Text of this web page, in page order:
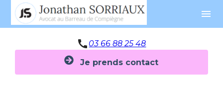
menu
call03 66 88 25 48
Je prends contact
Panneau de gestion des cookies